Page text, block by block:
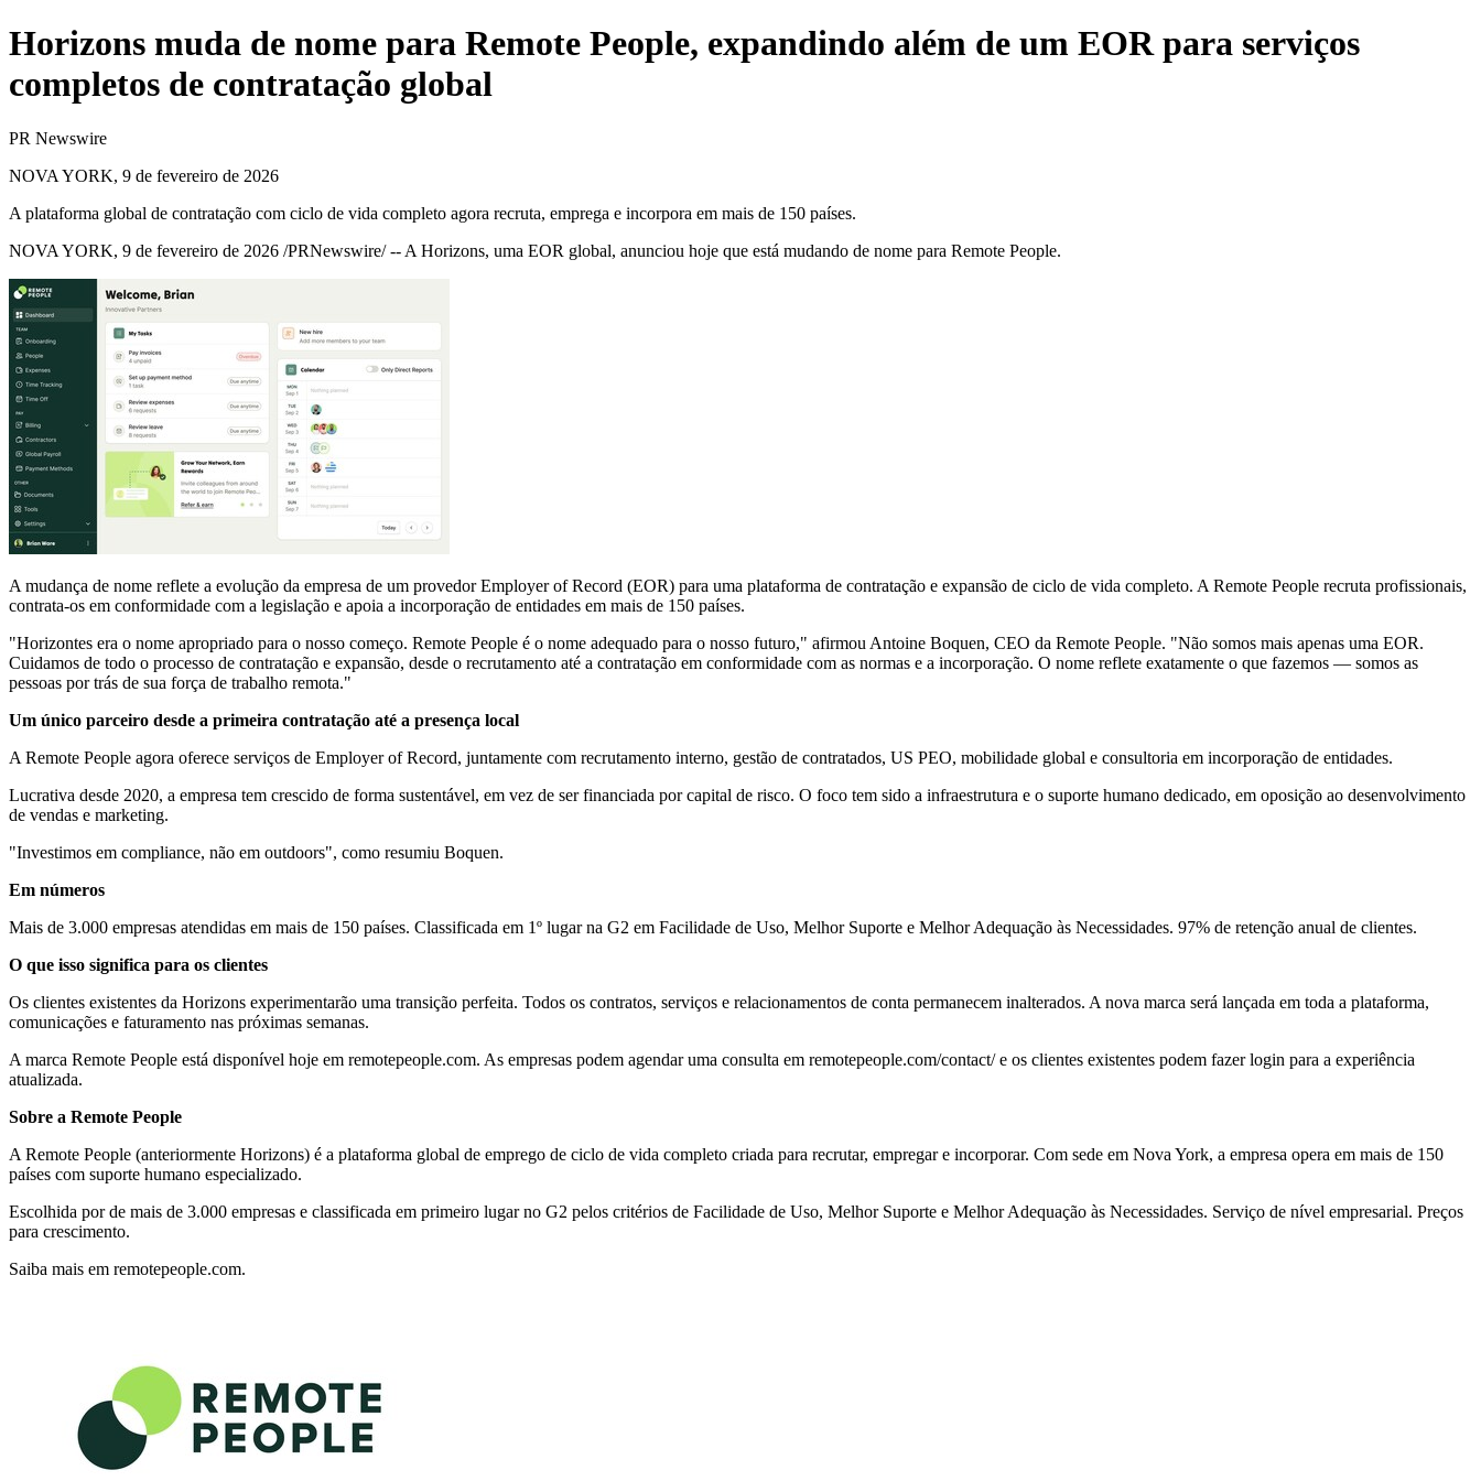
Horizons muda de nome para Remote People, expandindo além de um EOR para serviços
completos de contratação global
PR Newswire
NOVA YORK, 9 de fevereiro de 2026
A plataforma global de contratação com ciclo de vida completo agora recruta, emprega e incorpora em mais de 150 países.
NOVA YORK, 9 de fevereiro de 2026 /PRNewswire/ -- A Horizons, uma EOR global, anunciou hoje que está mudando de nome para Remote People.
A mudança de nome reflete a evolução da empresa de um provedor Employer of Record (EOR) para uma plataforma de contratação e expansão de ciclo de vida completo. A Remote People recruta profissionais,
contrata-os em conformidade com a legislação e apoia a incorporação de entidades em mais de 150 países.
"Horizontes era o nome apropriado para o nosso começo. Remote People é o nome adequado para o nosso futuro," afirmou Antoine Boquen, CEO da Remote People. "Não somos mais apenas uma EOR.
Cuidamos de todo o processo de contratação e expansão, desde o recrutamento até a contratação em conformidade com as normas e a incorporação. O nome reflete exatamente o que fazemos — somos as
pessoas por trás de sua força de trabalho remota."
Um único parceiro desde a primeira contratação até a presença local
A Remote People agora oferece serviços de Employer of Record, juntamente com recrutamento interno, gestão de contratados, US PEO, mobilidade global e consultoria em incorporação de entidades.
Lucrativa desde 2020, a empresa tem crescido de forma sustentável, em vez de ser financiada por capital de risco. O foco tem sido a infraestrutura e o suporte humano dedicado, em oposição ao desenvolvimento
de vendas e marketing.
"Investimos em compliance, não em outdoors", como resumiu Boquen.
Em números
Mais de 3.000 empresas atendidas em mais de 150 países. Classificada em 1º lugar na G2 em Facilidade de Uso, Melhor Suporte e Melhor Adequação às Necessidades. 97% de retenção anual de clientes.
O que isso significa para os clientes
Os clientes existentes da Horizons experimentarão uma transição perfeita. Todos os contratos, serviços e relacionamentos de conta permanecem inalterados. A nova marca será lançada em toda a plataforma,
comunicações e faturamento nas próximas semanas.
A marca Remote People está disponível hoje em remotepeople.com. As empresas podem agendar uma consulta em remotepeople.com/contact/ e os clientes existentes podem fazer login para a experiência
atualizada.
Sobre a Remote People
A Remote People (anteriormente Horizons) é a plataforma global de emprego de ciclo de vida completo criada para recrutar, empregar e incorporar. Com sede em Nova York, a empresa opera em mais de 150
países com suporte humano especializado.
Escolhida por de mais de 3.000 empresas e classificada em primeiro lugar no G2 pelos critérios de Facilidade de Uso, Melhor Suporte e Melhor Adequação às Necessidades. Serviço de nível empresarial. Preços
para crescimento.
Saiba mais em remotepeople.com.